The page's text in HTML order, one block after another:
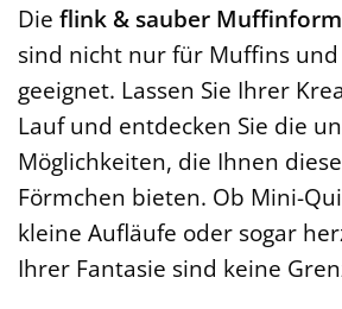
Die flink & sauber
sind nicht nur für Muffins und
geeignet. Lassen Sie Ihrer
Lauf und entdecken Sie die
Möglichkeiten, die Ihnen
Förmchen bieten. Ob Mini-
kleine Aufläufe oder sogar
Ihrer Fantasie sind keine